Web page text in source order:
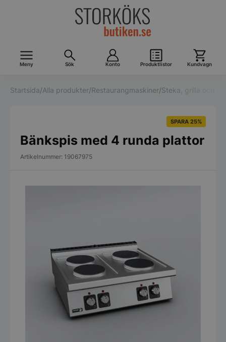
Meny Sök Konto Produktlistor Kundvagn
Startsida/Alla produkter/Restaurangmaskiner/Steka, grilla och
SPARA 25%
Bänkspis med 4 runda plattor
Artikelnummer: 19067975